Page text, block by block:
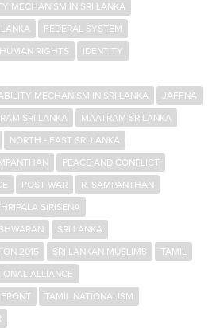
MECHANISM IN SRI LANKA
FEDERAL SYSTEM
HUMAN RIGHTS
IDENTITY
MECHANISM IN SRI LANKA
JAFFNA
SRI LANKA
MAATRAM SRILANKA
NORTH - EAST SRI LANKA
PEACE AND CONFLICT
POST WAR
R. SAMPANTHAN
SIRISENA
SRI LANKA
2015
SRI LANKAN MUSLIMS
TAMIL
ALLIANCE
TAMIL NATIONALISM